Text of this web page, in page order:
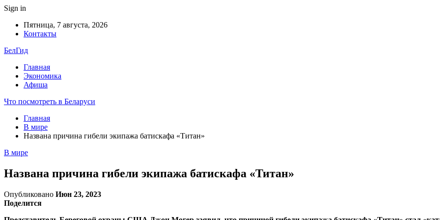
Sign in
Пятница, 7 августа, 2026
Контакты
БелГид
Главная
Экономика
Афиша
Что посмотреть в Беларуси
Главная
В мире
Названа причина гибели экипажа батискафа «Титан»
В мире
Названа причина гибели экипажа батискафа «Титан»
Опубликовано Июн 23, 2023
Поделится